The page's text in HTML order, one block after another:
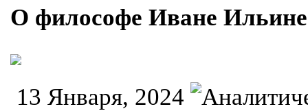
О философе Иване Ильине
13 Января, 2024